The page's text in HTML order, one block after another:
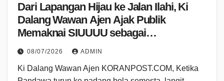
Dari Lapangan Hijau ke Jalan Ilahi, Ki
Dalang Wawan Ajen Ajak Publik
Memaknai SIUUUU sebagai
Kemenangan Ruh
08/07/2026 ADMIN
Ki Dalang Wawan Ajen KORANPOST.COM, Ketika